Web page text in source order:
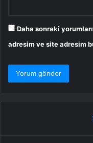
Daha sonraki
adresim ve site adresim